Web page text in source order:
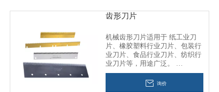
齿形刀片
机械齿形刀片适用于 纸工业刀
片、橡胶塑料行业刀片、包装行
业刀片、食品行业刀片、纺织行
业刀片等，用途广泛。
材质选用： 钨钢、SKH51、
SKD11、SKS9、D2、Cr12Mov
询价